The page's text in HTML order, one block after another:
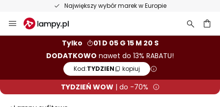
Największy wybór marek w Europie
Przejdź
do
Tylko
01 D 05 G 15 M 19 S
DODATKOWO nawet do 13% RABATU!
Kod:TYDZIEN kopiuj
TYDZIEŃ WOW| do -70%